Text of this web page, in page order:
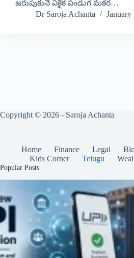
జరుపుకునే ఏకైక పండుగ మకర…
Dr Saroja Achanta
January
Copyright © 2026 - Saroja Achanta
Home Finance Legal
Kids Corner
Telugu
Popular Posts